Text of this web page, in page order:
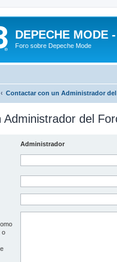
DEPECHE MODE
Foro sobre Depeche Mode
Contactar con un Administrador
Administrador del
Administrador
o